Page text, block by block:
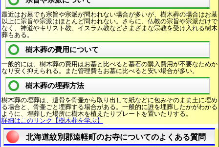
最近はお墓でも宗旨や宗派が問われない場合が多いが、樹木葬の場合はお墓
以上に宗旨や宗派はほとんど問われない。さらに、仏教の宗旨や宗派だけで
なく、神道やキリスト教、イスラム教などさまざまな宗教を受け入れる樹木
葬もある。
樹木葬の費用について
一般的には、樹木葬の費用はお墓と比べると墓石の購入費用が不要なためか
なり安く抑えられる。また管理費もお墓に比べると安い場合が多い。
樹木葬の埋葬方法
樹木葬の埋葬は、遺骨を骨壷から取り出して紙などに包みそのまま土に埋め
る場合と、骨壷ごと埋葬する場合がある。一般的に誰を埋葬したかがわかる
ように、埋葬した場所に樹木を植えたりプレートを置いたりする。
詳細はこのリンク【樹木葬を学ぶ】
北海道紋別郡遠軽町のお寺についてのよくある質問